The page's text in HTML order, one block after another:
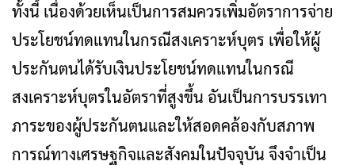
ทั้งนี้ เนื่องด้วยเห็นเป็นการสมควรเพิ่มอัตราการจ่าย
ประโยชน์ทดแทนในกรณีสงเคราะห์บุตร เพื่อให้ผู้
ประกันตนได้รับเงินประโยชน์ทดแทนในกรณี
สงเคราะห์บุตรในอัตราที่สูงขึ้น อันเป็นการบรรเทา
ภาระของผู้ประกันตนและให้สอดคล้องกับสภาพ
การณ์ทางเศรษฐกิจและสังคมในปัจจุบัน จึงจำเป็น